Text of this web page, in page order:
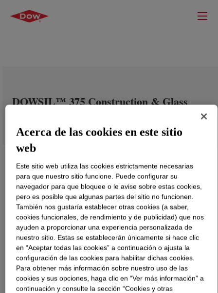
DOWSIL™ 375 Construction & Glass
Qué esDOWSIL™ 375 Construction & Glass
Embedding?
Dow's two-part polyurethane for installation of frameless
glass balustrades. Provides invisible bonding and a
Acerca de las cookies en este sitio
web
Este sitio web utiliza las cookies estrictamente necesarias
para que nuestro sitio funcione. Puede configurar su
navegador para que bloquee o le avise sobre estas cookies,
pero es posible que algunas partes del sitio no funcionen.
También nos gustaría establecer otras cookies (a saber,
cookies funcionales, de rendimiento y de publicidad) que nos
ayuden a proporcionar una experiencia personalizada de
nuestro sitio. Estas se establecerán únicamente si hace clic
en “Aceptar todas las cookies” a continuación o ajusta la
configuración de las cookies para habilitar dichas cookies.
Para obtener más información sobre nuestro uso de las
cookies y sus opciones, haga clic en “Ver más información” a
continuación y consulte la sección “Cookies y otras